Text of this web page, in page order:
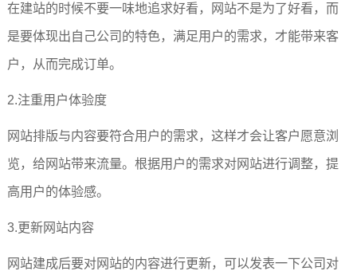
在建站的时候不要一味地追求好看，网站不是为了好看，而
是要体现出自己公司的特色，满足用户的需求，才能带来客
户，从而完成订单。
2.注重用户体验度
网站排版与内容要符合用户的需求，这样才会让客户愿意浏
览，给网站带来流量。根据用户的需求对网站进行调整，提
高用户的体验感。
3.更新网站内容
网站建成后要对网站的内容进行更新，可以发表一下公司对